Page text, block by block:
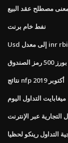
مصطلح عقد البيع
نفط خام برنت
Usd إلى معدل inr rbi
نتائج nfp أكتوبر 2019
ميغابايت التداول اليوم
التجارية عبر الإنترنت
التداول رينكو لحظيا